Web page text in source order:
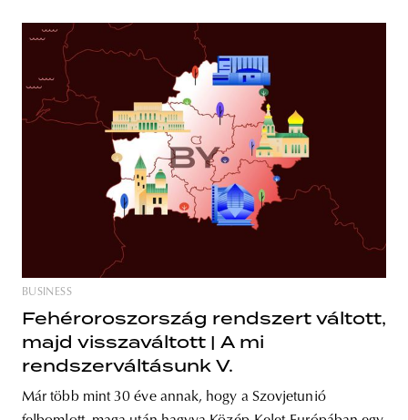
BUSINESS
Fehéroroszország rendszert váltott,
majd visszaváltott | A mi
rendszerváltásunk V.
Már több mint 30 éve annak, hogy a Szovjetunió